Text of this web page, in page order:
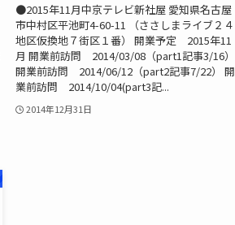
●2015年11月中京テレビ新社屋 愛知県名古屋
市中村区平池町4-60-11 （ささしまライブ２４
地区仮換地７街区１番） 開業予定 2015年11
月 開業前訪問 2014/03/08（part1記事3/16）
開業前訪問 2014/06/12（part2記事7/22） 開
業前訪問 2014/10/04(part3記...
2014年12月31日